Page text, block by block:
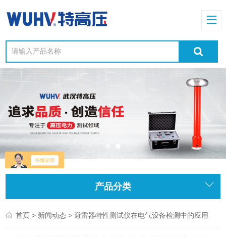
产品分类
首页 > 新闻动态 > 避雷器特性测试仪在电气设备检测中的应用